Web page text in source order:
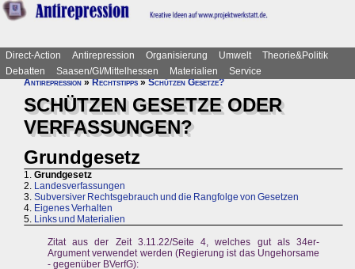
Direct-Action Antirepression Organisierung Umwelt
Theorie&Politik
Debatten
Saasen/GI/Mittelhessen Materialien
Service
Antirepression»Rechtstipps»Schützen Gesetze?
SCHÜTZEN GESETZE ODER
VERFASSUNGEN?
Grundgesetz
1. Grundgesetz
2. Landesverfassungen
3. Subversiver Rechtsgebrauch und die Rangfolge von Gesetzen
4. Eigenes Verhalten
5. Links und Materialien
Zitat aus der Zeit 3.11.22/Seite 4, welches gut als 34er-
Argument verwendet werden (Regierung ist das Ungehorsame
- gegenüber BVerfG):